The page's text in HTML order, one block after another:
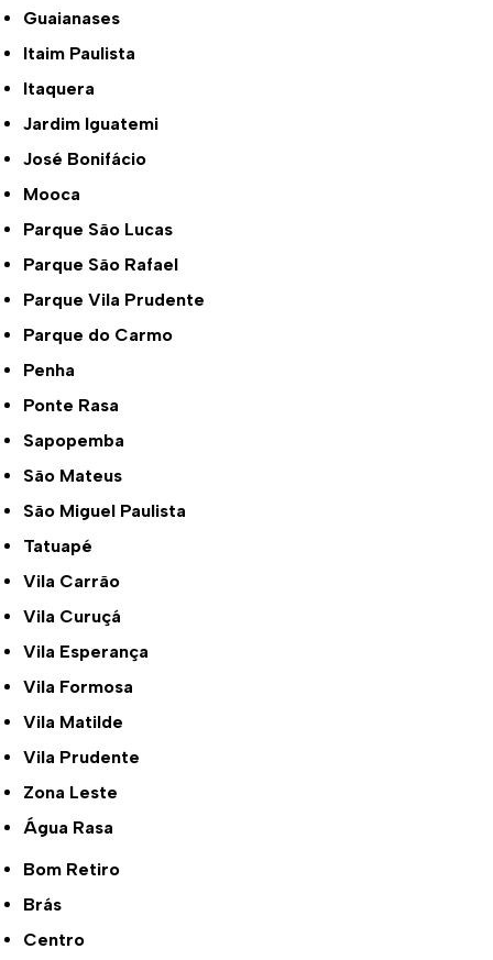
Guaianases
Itaim Paulista
Itaquera
Jardim Iguatemi
José Bonifácio
Mooca
Parque São Lucas
Parque São Rafael
Parque Vila Prudente
Parque do Carmo
Penha
Ponte Rasa
Sapopemba
São Mateus
São Miguel Paulista
Tatuapé
Vila Carrão
Vila Curuçá
Vila Esperança
Vila Formosa
Vila Matilde
Vila Prudente
Zona Leste
Água Rasa
Bom Retiro
Brás
Centro